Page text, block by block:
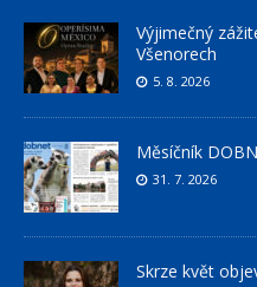
Výjimečný
Všenorech
5. 8. 2026
Měsíčník
31. 7. 2026
Skrze květ